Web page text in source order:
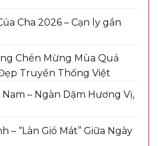
Cha 2026 – Cạn ly gắn
Chén Mừng Mùa Quả
Truyền Thống Việt
– Ngàn Dặm Hương Vị,
– “Làn Gió Mát” Giữa Ngày